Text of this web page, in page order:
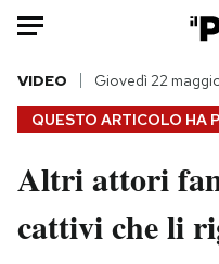
HOME
Italia
Politica
QUESTO ARTICOLO HA
VIDEO Giovedì 22
Altri attori
cattivi che li